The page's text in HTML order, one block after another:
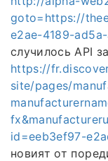
goto=https://
e2ae-4189-
случилось API
https://
site/pages/
id=eeb3ef97-
новият от